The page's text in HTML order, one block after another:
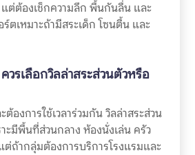
ต่ต้องเช็กความลึก พื้นกันลื่น และ
ตเหมาะถ้ามีสระเด็ก โซนตื้น และ
วรเลือกวิลล่าสระส่วนตัวหรือ
องการใช้เวลาร่วมกัน วิลล่าสระส่วน
ะมีพื้นที่ส่วนกลาง ห้องนั่งเล่น ครัว
ต่ถ้ากลุ่มต้องการบริการโรงแรมและ